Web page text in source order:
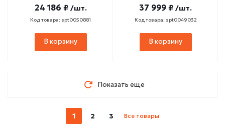
24 186 ₽ /шт.
Код товара: spt0050881
В корзину
37 999 ₽ /шт.
Код товара: spt0049032
В корзину
Показать еще
1 2 3 Все товары